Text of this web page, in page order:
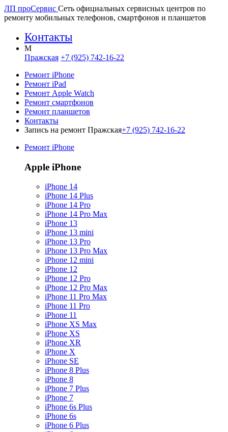
ЛП проСервис Сеть официальных сервисных центров по
ремонту мобильных телефонов, смартфонов и планшетов
Контакты
M
Пражская +7 (925) 742-16-22
Ремонт iPhone
Ремонт iPad
Ремонт Apple Watch
Ремонт смартфонов
Ремонт планшетов
Контакты
Запись на ремонт Пражская+7 (925) 742-16-22
Ремонт iPhone
Apple iPhone
iPhone 14
iPhone 14 Plus
iPhone 14 Pro
iPhone 14 Pro Max
iPhone 13
iPhone 13 mini
iPhone 13 Pro
iPhone 13 Pro Max
iPhone 12 mini
iPhone 12
iPhone 12 Pro
iPhone 12 Pro Max
iPhone 11 Pro Max
iPhone 11 Pro
iPhone 11
iPhone XS Max
iPhone XS
iPhone XR
iPhone X
iPhone SE
iPhone 8 Plus
iPhone 8
iPhone 7 Plus
iPhone 7
iPhone 6s Plus
iPhone 6s
iPhone 6 Plus